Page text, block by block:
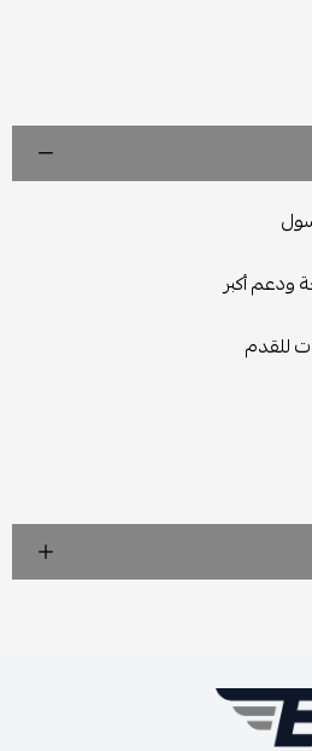
ودعم أكبر
للقدم